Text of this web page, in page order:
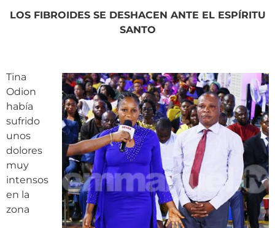
LOS FIBROIDES SE DESHACEN ANTE EL ESPÍRITU
SANTO
Tina
Odion
había
sufrido
unos
dolores
muy
intensos
en la
zona